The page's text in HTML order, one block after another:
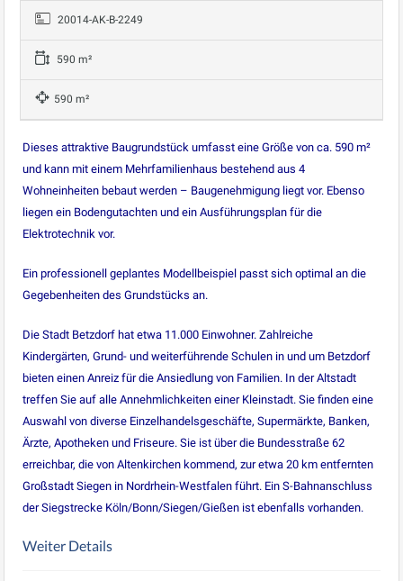
20014-AK-B-2249
590 m²
590 m²
Dieses attraktive Baugrundstück umfasst eine Größe von ca. 590 m²
und kann mit einem Mehrfamilienhaus bestehend aus 4
Wohneinheiten bebaut werden – Baugenehmigung liegt vor. Ebenso
liegen ein Bodengutachten und ein Ausführungsplan für die
Elektrotechnik vor.
Ein professionell geplantes Modellbeispiel passt sich optimal an die
Gegebenheiten des Grundstücks an.
Die Stadt Betzdorf hat etwa 11.000 Einwohner. Zahlreiche
Kindergärten, Grund- und weiterführende Schulen in und um Betzdorf
bieten einen Anreiz für die Ansiedlung von Familien. In der Altstadt
treffen Sie auf alle Annehmlichkeiten einer Kleinstadt. Sie finden eine
Auswahl von diverse Einzelhandelsgeschäfte, Supermärkte, Banken,
Ärzte, Apotheken und Friseure. Sie ist über die Bundesstraße 62
erreichbar, die von Altenkirchen kommend, zur etwa 20 km entfernten
Großstadt Siegen in Nordrhein-Westfalen führt. Ein S-Bahnanschluss
der Siegstrecke Köln/Bonn/Siegen/Gießen ist ebenfalls vorhanden.
Weiter Details